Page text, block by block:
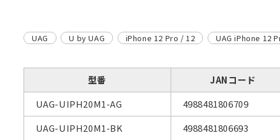
UAG U by UAG iPhone 12 Pro / 12 UAG iPhone 12
型番 JANコード
UAG-UIPH20M1-AG
4988481806709
UAG-UIPH20M1-BK
4988481806693